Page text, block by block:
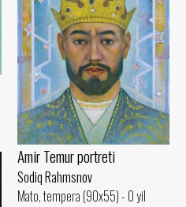
Amir Temur portreti
Sodiq Rahmsnov
Mato, tempera (90x55) - 0 yil